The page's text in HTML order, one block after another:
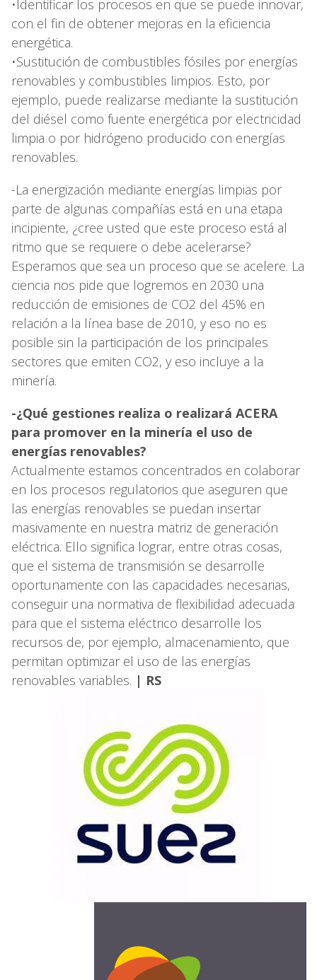
•Identificar los procesos en que se puede innovar,
con el fin de obtener mejoras en la eficiencia
energética.
•Sustitución de combustibles fósiles por energías
renovables y combustibles limpios. Esto, por
ejemplo, puede realizarse mediante la sustitución
del diésel como fuente energética por electricidad
limpia o por hidrógeno producido con energías
renovables.
-La energización mediante energías limpias por
parte de algunas compañías está en una etapa
incipiente, ¿cree usted que este proceso está al
ritmo que se requiere o debe acelerarse?
Esperamos que sea un proceso que se acelere. La
ciencia nos pide que logremos en 2030 una
reducción de emisiones de CO2 del 45% en
relación a la línea base de 2010, y eso no es
posible sin la participación de los principales
sectores que emiten CO2, y eso incluye a la
minería.
-¿Qué gestiones realiza o realizará ACERA
para promover en la minería el uso de
energías renovables?
Actualmente estamos concentrados en colaborar
en los procesos regulatorios que aseguren que
las energías renovables se puedan insertar
masivamente en nuestra matriz de generación
eléctrica. Ello significa lograr, entre otras cosas,
que el sistema de transmisión se desarrolle
oportunamente con las capacidades necesarias,
conseguir una normativa de flexibilidad adecuada
para que el sistema eléctrico desarrolle los
recursos de, por ejemplo, almacenamiento, que
permitan optimizar el uso de las energías
renovables variables. | RS